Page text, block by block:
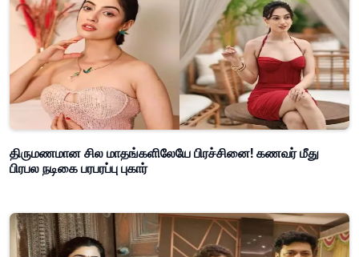
திருமணமான சில மாதங்களிலேயே பிரச்சினை! கணவர் மீது
பிரபல நடிகை பரபரப்பு புகார்